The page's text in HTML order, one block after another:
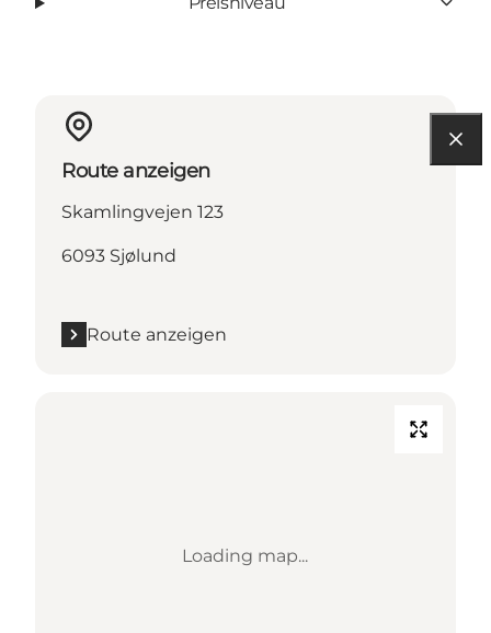
Route anzeigen
Skamlingvejen 123
6093 Sjølund
Route anzeigen
Loading map...